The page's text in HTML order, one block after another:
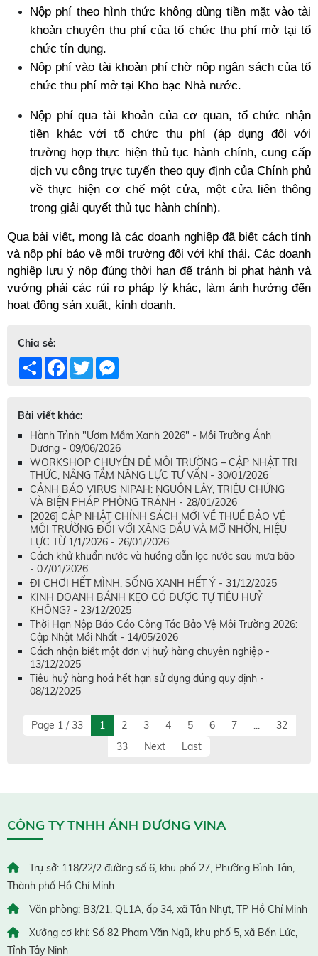
Nộp phí theo hình thức không dùng tiền mặt vào tài
khoản chuyên thu phí của tổ chức thu phí mở tại tổ
chức tín dụng.
Nộp phí vào tài khoản phí chờ nộp ngân sách của tổ
chức thu phí mở tại Kho bạc Nhà nước.
Nộp phí qua tài khoản của cơ quan, tổ chức nhận
tiền khác với tổ chức thu phí (áp dụng đối với
trường hợp thực hiện thủ tục hành chính, cung cấp
dịch vụ công trực tuyến theo quy định của Chính phủ
về thực hiện cơ chế một cửa, một cửa liên thông
trong giải quyết thủ tục hành chính).
Qua bài viết, mong là các doanh nghiệp đã biết cách tính
và nộp phí bảo vệ môi trường đối với khí thải. Các doanh
nghiệp lưu ý nộp đúng thời hạn để tránh bị phạt hành và
vướng phải các rủi ro pháp lý khác, làm ảnh hưởng đến
hoạt động sản xuất, kinh doanh.
Chia sẻ:
Share Facebook
Twitter
Bài viết khác:
Hành Trình "Ươm Mầm Xanh 2026" - Môi Trường Ánh
Dương - 09/06/2026
WORKSHOP CHUYÊN ĐỀ MÔI TRƯỜNG – CẬP NHẬT TRI
THỨC, NÂNG TẦM NĂNG LỰC TƯ VẤN - 30/01/2026
CẢNH BÁO VIRUS NIPAH: NGUỒN LÂY, TRIỆU CHỨNG
VÀ BIỆN PHÁP PHÒNG TRÁNH - 28/01/2026
[2026] CẬP NHẬT CHÍNH SÁCH MỚI VỀ THUẾ BẢO VỆ
MÔI TRƯỜNG ĐỐI VỚI XĂNG DẦU VÀ MỠ NHỜN, HIỆU
LỰC TỪ 1/1/2026 - 26/01/2026
Cách khử khuẩn nước và hướng dẫn lọc nước sau mưa bão
- 07/01/2026
ĐI CHƠI HẾT MÌNH, SỐNG XANH HẾT Ý - 31/12/2025
KINH DOANH BÁNH KẸO CÓ ĐƯỢC TỰ TIÊU HUỶ
KHÔNG? - 23/12/2025
Thời Hạn Nộp Báo Cáo Công Tác Bảo Vệ Môi Trường 2026:
Cập Nhật Mới Nhất - 14/05/2026
Cách nhận biết một đơn vị huỷ hàng chuyên nghiệp -
13/12/2025
Tiêu huỷ hàng hoá hết hạn sử dụng đúng quy định -
08/12/2025
Page 1 / 33 1 2 3 4 5 6 7 ...
32
33
Next Last
CÔNG TY TNHH ÁNH DƯƠNG VINA
Trụ sở: 118/22/2 đường số 6, khu phố 27, Phường Bình Tân,
Thành phố Hồ Chí Minh
Văn phòng: B3/21, QL1A, ấp 34, xã Tân Nhựt, TP Hồ Chí Minh
Xưởng cơ khí: Số 82 Phạm Văn Ngũ, khu phố 5, xã Bến Lức,
Tỉnh Tây Ninh